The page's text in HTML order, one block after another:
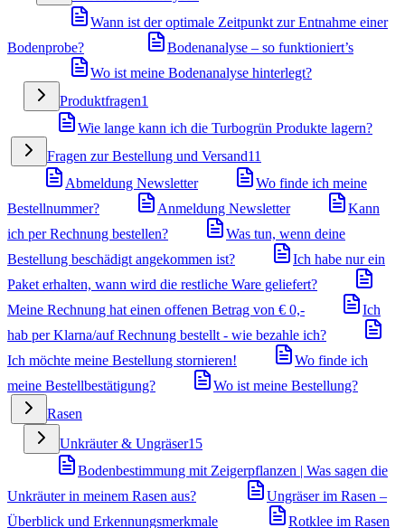
Wann ist der optimale Zeitpunkt zur Entnahme einer
Bodenprobe?
Bodenanalyse – so funktioniert’s
Wo ist meine Bodenanalyse hinterlegt?
Produktfragen1
Wie lange kann ich die Turbogrün Produkte lagern?
Fragen zur Bestellung und Versand11
Abmeldung Newsletter
Wo finde ich meine
Bestellnummer?
Anmeldung Newsletter
Kann
ich per Rechnung bestellen?
Was tun, wenn deine
Bestellung beschädigt angekommen ist?
Ich habe nur ein
Paket erhalten, wann wird die restliche Ware geliefert?
Meine Rechnung hat einen offenen Betrag von € 0,-
Ich
hab per Klarna/auf Rechnung bestellt - wie bezahle ich?
Ich möchte meine Bestellung stornieren!
Wo finde ich
meine Bestellbestätigung?
Wo ist meine Bestellung?
Rasen
Unkräuter & Ungräser15
Bodenbestimmung mit Zeigerpflanzen | Was sagen die
Unkräuter in meinem Rasen aus?
Ungräser im Rasen –
Überblick und Erkennungsmerkmale
Rotklee im Rasen